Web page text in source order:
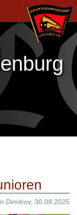
Dimitrov, 30.08.2025